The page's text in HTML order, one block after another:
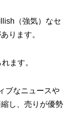
（強気）なセ
ります。
ます。
ブなニュースや
し、売りが優勢